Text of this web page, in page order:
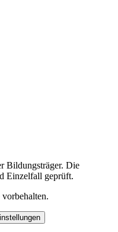
Bildungsträger. Die
Einzelfall geprüft.